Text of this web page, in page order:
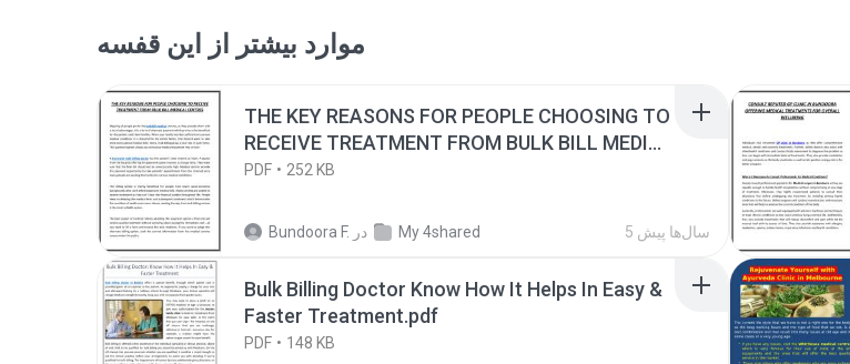
موارد بیشتر از این قفسه
THE KEY REASONS FOR PEOPLE CHOOSING TO
RECEIVE TREATMENT FROM BULK BILL MEDIC
AL CENTRES (1).pdf
PDF 252 KB
Bundoora F. در My 4shared 5 سال‌ها پیش
Bulk Billing Doctor Know How It Helps In Easy &
Faster Treatment.pdf
PDF 148 KB